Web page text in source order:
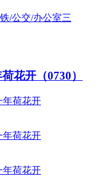
花开（0730）